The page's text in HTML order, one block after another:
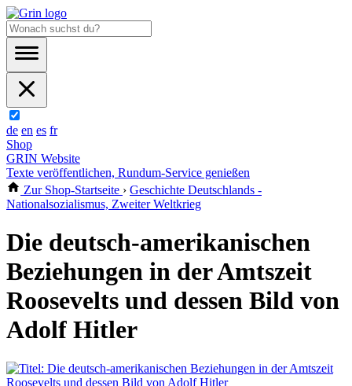
de en es fr
Shop
GRIN Website
Texte veröffentlichen, Rundum-Service genießen
Zur Shop-Startseite › Geschichte Deutschlands -
Nationalsozialismus, Zweiter Weltkrieg
Die deutsch-amerikanischen
Beziehungen in der Amtszeit
Roosevelts und dessen Bild von
Adolf Hitler